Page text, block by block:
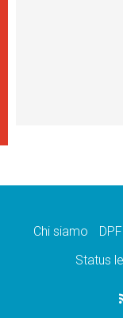
Chi siamo DPF
Status